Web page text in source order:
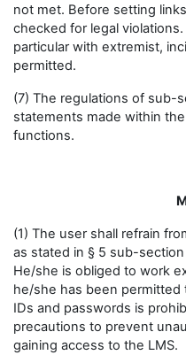
not met. Before setting
checked for legal
particular with extremist,
permitted.
(7) The regulations of sub-
statements made within
functions.
(1) The user shall refrain
as stated in § 5 sub-
He/she is obliged to work
he/she has been
IDs and passwords is
precautions to prevent
gaining access to the LMS.